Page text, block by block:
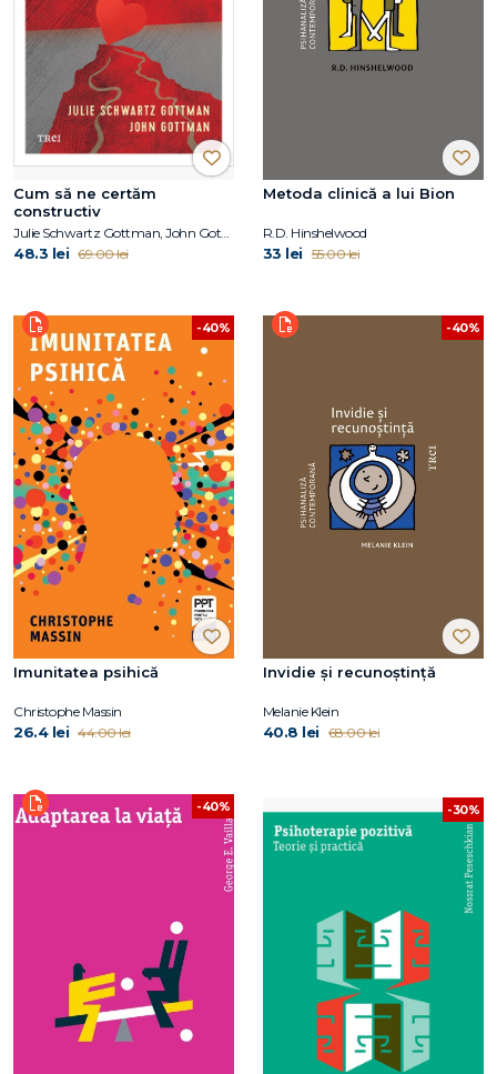
Cum să ne certăm
constructiv
48.3 lei 69.00 lei
Metoda clinică a lui Bion
R.D. Hinshelwood
33 lei 55.00 lei
-40%
Imunitatea psihică
Christophe Massin
26.4 lei 44.00 lei
-40%
Invidie și recunoștință
Melanie Klein
40.8 lei 68.00 lei
-40% -30%